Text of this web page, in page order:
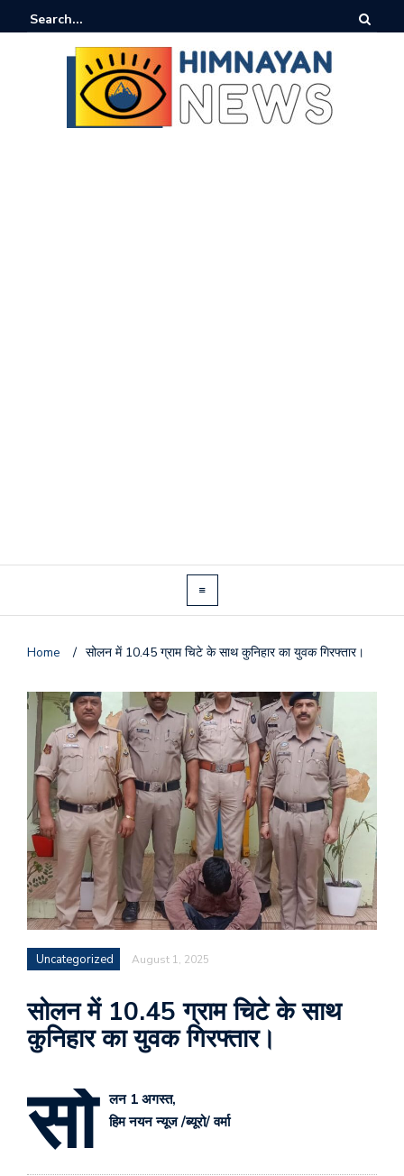
Home / सोलन में 10.45 ग्राम चिटे के साथ कुनिहार का युवक गिरफ्तार।
Uncategorized August 1, 2025
सोलन में 10.45 ग्राम चिटे के साथ
कुनिहार का युवक गिरफ्तार।
सो
लन 1 अगस्त,
हिम नयन न्यूज /ब्यूरो/ वर्मा